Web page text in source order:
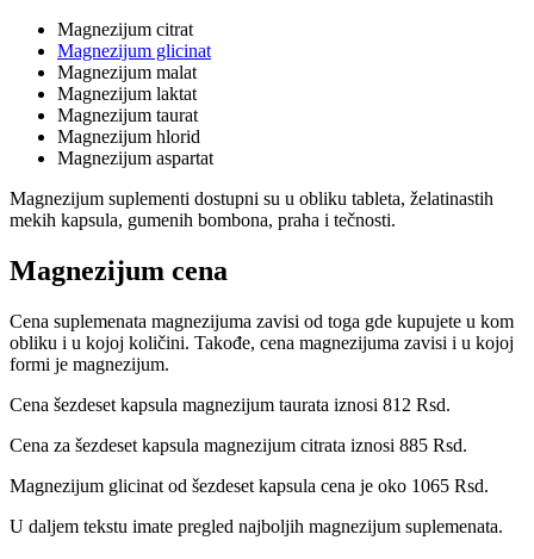
Magnezijum citrat
Magnezijum glicinat
Magnezijum malat
Magnezijum laktat
Magnezijum taurat
Magnezijum hlorid
Magnezijum aspartat
Magnezijum suplementi dostupni su u obliku tableta, želatinastih
mekih kapsula, gumenih bombona, praha i tečnosti.
Magnezijum cena
Cena suplemenata magnezijuma zavisi od toga gde kupujete u kom
obliku i u kojoj količini. Takođe, cena magnezijuma zavisi i u kojoj
formi je magnezijum.
Cena šezdeset kapsula magnezijum taurata iznosi 812 Rsd.
Cena za šezdeset kapsula magnezijum citrata iznosi 885 Rsd.
Magnezijum glicinat od šezdeset kapsula cena je oko 1065 Rsd.
U daljem tekstu imate pregled najboljih magnezijum suplemenata.